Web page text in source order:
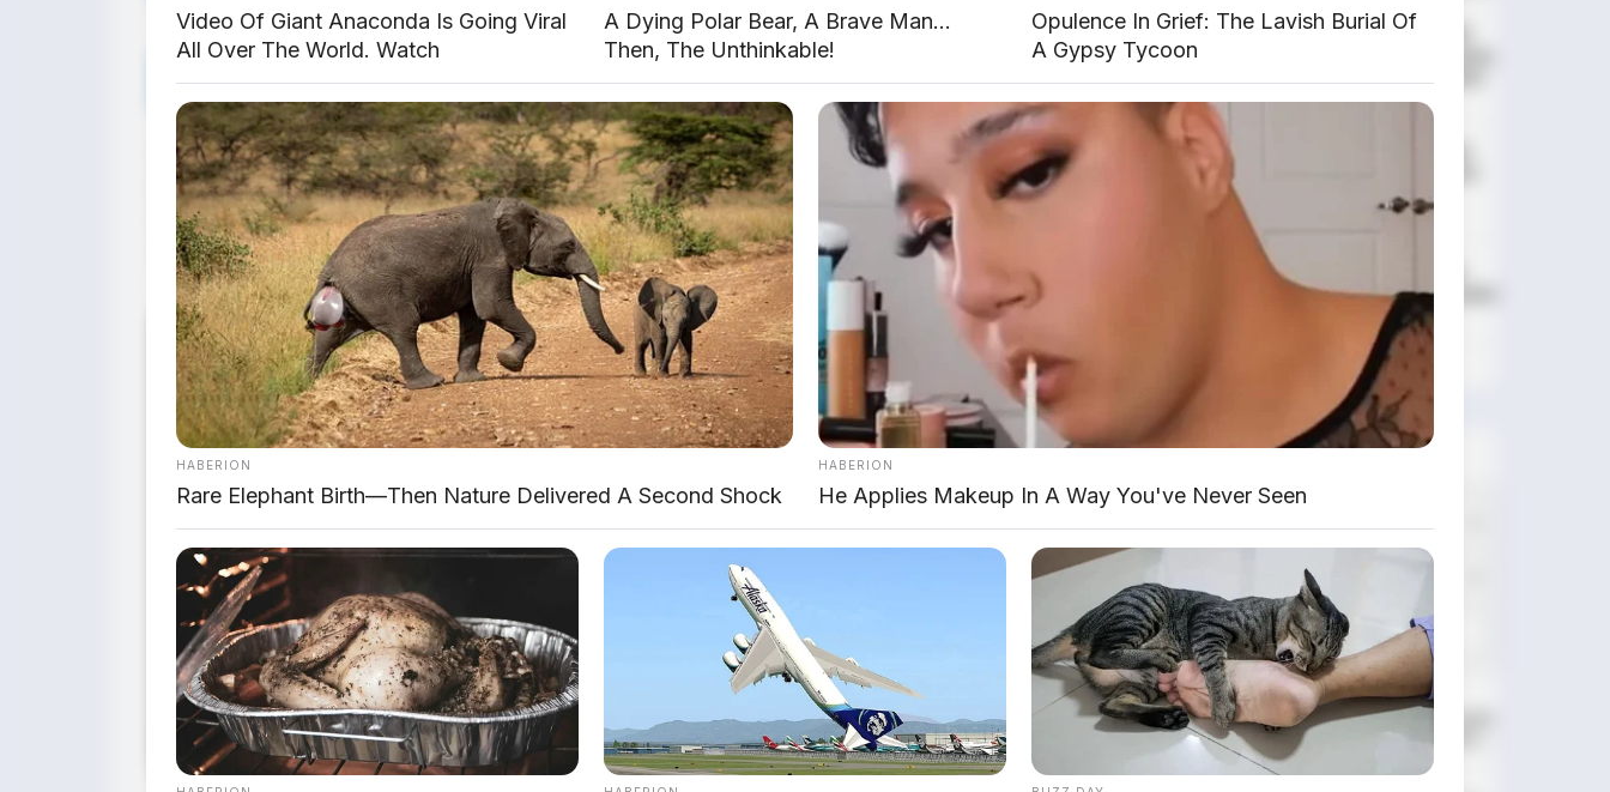
🔧 Apa Itu Suspensi Double Wishbone?
Suspensidouble wishboneadalah sistem suspensi independen yang menggunakan dua
lengan berbentuk A (atas dan bawah) untuk mengontrol pergerakan roda. Berbeda dengan
suspensi teleskopik (fork) yang biasa ditemui di motor, double wishbone memisahkan fungsi
menahan beban dan mengarahkan roda.
DIJUAL: Nissan Serena HWS
Hanya 68.000 KM! Siap Pakai
di Denpasar
Bali, KM 44.000, Pajak
Panjang!
DIJUAL : Xpander Ultimate
2019 Matic Surat Bali – Kondisi
Istimewa, KM 37.000
Lihat Semua Unit Bali »
DATABASEARTIKEL
Huawei AITO M9: SUV Premium 903
HP dengan Teknologi Huawei Full-
Stack
Video Of Giant Anaconda Is Going Viral
All Over The World. Watch
A Dying Polar Bear, A Brave Man…
Then, The Unthinkable!
Opulence In Grief: The Lavish Burial Of
A Gypsy Tycoon
HABERION
Rare Elephant Birth—Then Nature Delivered A Second Shock
HABERION
He Applies Makeup In A Way You've Never Seen